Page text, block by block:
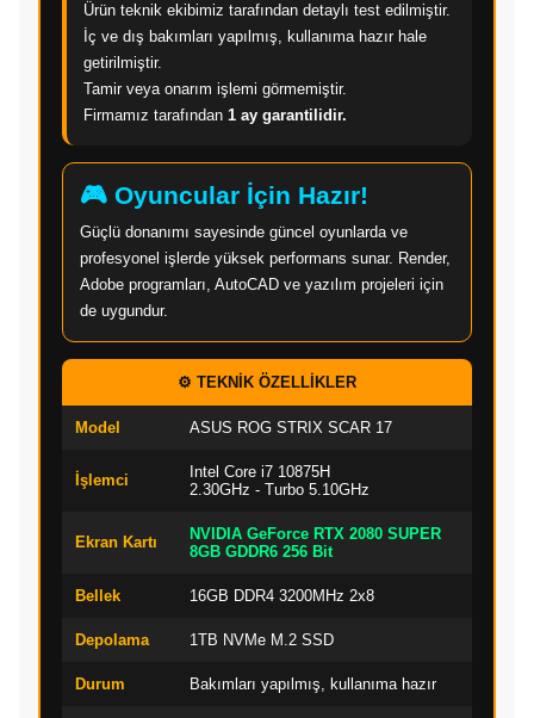
Ürün teknik ekibimiz tarafından detaylı test edilmiştir.
İç ve dış bakımları yapılmış, kullanıma hazır hale
getirilmiştir.
Tamir veya onarım işlemi görmemiştir.
Firmamız tarafından 1 ay garantilidir.
🎮 Oyuncular İçin Hazır!
Güçlü donanımı sayesinde güncel oyunlarda ve
profesyonel işlerde yüksek performans sunar. Render,
Adobe programları, AutoCAD ve yazılım projeleri için
de uygundur.
⚙️ TEKNİK ÖZELLİKLER
Model ASUS ROG STRIX SCAR 17
İşlemci
Intel Core i7 10875H
2.30GHz - Turbo 5.10GHz
Ekran Kartı
NVIDIA GeForce RTX 2080 SUPER
8GB GDDR6 256 Bit
Bellek 16GB DDR4 3200MHz 2x8
Depolama 1TB NVMe M.2 SSD
Durum Bakımları yapılmış, kullanıma hazır